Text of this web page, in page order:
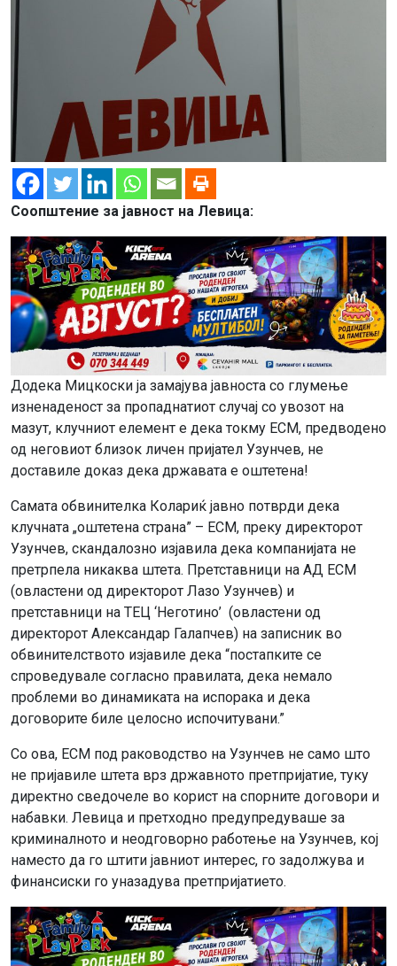
Соопштение за јавност на Левица:
Додека Мицкоски ја замајува јавноста со глумење
изненаденост за пропаднатиот случај со увозот на
мазут, клучниот елемент е дека токму ЕСМ, предводено
од неговиот близок личен пријател Узунчев, не
доставиле доказ дека државата е оштетена!
Самата обвинителка Колариќ јавно потврди дека
клучната „оштетена страна” – ЕСМ, преку директорот
Узунчев, скандалозно изјавила дека компанијата не
претрпела никаква штета. Претставници на АД ЕСМ
(овластени од директорот Лазо Узунчев) и
претставници на ТЕЦ ‘Неготино’ (овластени од
директорот Александар Галапчев) на записник во
обвинителството изјавиле дека “постапките се
спроведувале согласно правилата, дека немало
проблеми во динамиката на испорака и дека
договорите биле целосно испочитувани.”
Со ова, ЕСМ под раководство на Узунчев не само што
не пријавиле штета врз државното претпријатие, туку
директно сведочеле во корист на спорните договори и
набавки. Левица и претходно предупредуваше за
криминалното и неодговорно работење на Узунчев, кој
наместо да го штити јавниот интерес, го задолжува и
финансиски го уназадува претпријатието.